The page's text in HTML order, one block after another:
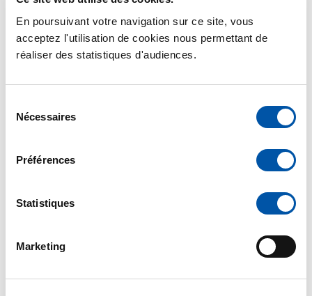
En poursuivant votre navigation sur ce site, vous
acceptez l'utilisation de cookies nous permettant de
réaliser des statistiques d'audiences.
Nécessaires
Préférences
Statistiques
Marketing
juillet 8, 2026
La chèvre revient toujours quand tout le reste
Claire Delfosse est Professeure à l’Université
Lyon 2 et directrice du Laboratoire d’études
élevage, territoires et alimentation.
Élevage